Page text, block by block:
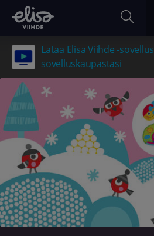
Lataa Elisa Viihde -sovellus
sovelluskaupastasi